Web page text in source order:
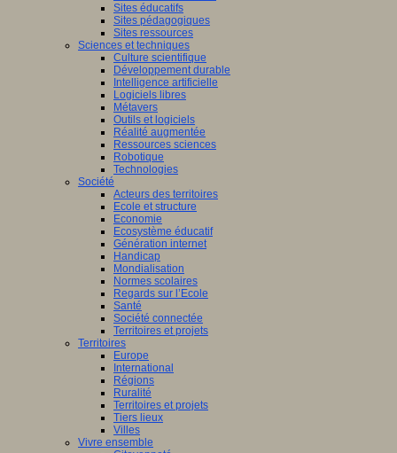
Sites éducatifs
Sites pédagogiques
Sites ressources
Sciences et techniques
Culture scientifique
Développement durable
Intelligence artificielle
Logiciels libres
Métavers
Outils et logiciels
Réalité augmentée
Ressources sciences
Robotique
Technologies
Société
Acteurs des territoires
Ecole et structure
Economie
Ecosystème éducatif
Génération internet
Handicap
Mondialisation
Normes scolaires
Regards sur l’Ecole
Santé
Société connectée
Territoires et projets
Territoires
Europe
International
Régions
Ruralité
Territoires et projets
Tiers lieux
Villes
Vivre ensemble